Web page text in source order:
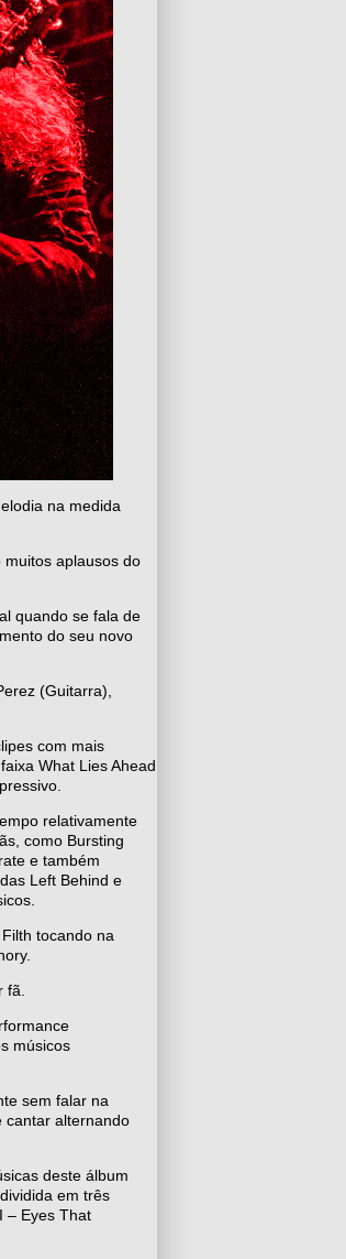
na medida
aplausos do
quando se fala de
do seu novo
(Guitarra),
com mais
What Lies Ahead
relativamente
como Bursting
e também
Left Behind e
tocando na
músicos
sem falar na
cantar alternando
deste álbum
em três
– Eyes That